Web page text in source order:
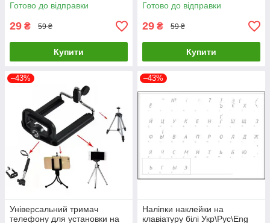
Готово до відправки
29 ₴ 59 ₴
Купити
Готово до відправки
29 ₴ 59 ₴
Купити
–43%
Універсальний тримач
телефону для установки на
–43%
Наліпки наклейки на
клавіатуру білі Укр\Рус\Eng